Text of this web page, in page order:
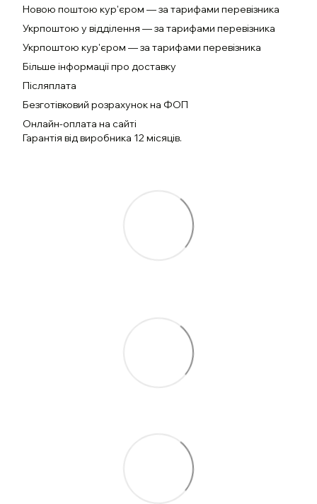
Новою поштою кур'єром — за тарифами перевізника
Укрпоштою у відділення — за тарифами перевізника
Укрпоштою кур'єром — за тарифами перевізника
Більше інформації про доставку
Післяплата
Безготівковий розрахунок на ФОП
Онлайн-оплата на сайті
Гарантія від виробника 12 місяців.